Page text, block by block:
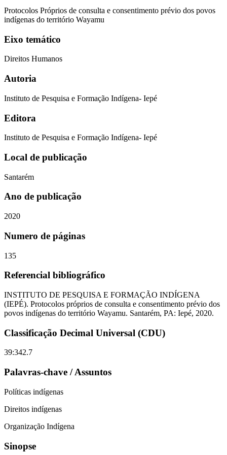
Protocolos Próprios de consulta e consentimento prévio dos povos
indígenas do território Wayamu
Eixo temático
Direitos Humanos
Autoria
Instituto de Pesquisa e Formação Indígena- Iepé
Editora
Instituto de Pesquisa e Formação Indígena- Iepé
Local de publicação
Santarém
Ano de publicação
2020
Numero de páginas
135
Referencial bibliográfico
INSTITUTO DE PESQUISA E FORMAÇÃO INDÍGENA
(IEPÉ). Protocolos próprios de consulta e consentimento prévio dos
povos indígenas do território Wayamu. Santarém, PA: Iepé, 2020.
Classificação Decimal Universal (CDU)
39:342.7
Palavras-chave / Assuntos
Políticas indígenas
Direitos indígenas
Organização Indígena
Sinopse